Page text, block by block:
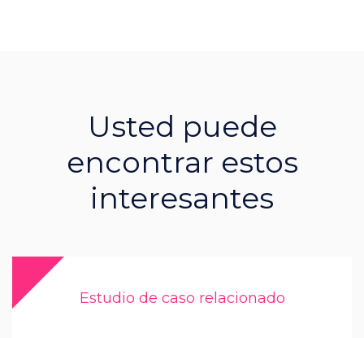
Usted puede
encontrar estos
interesantes
Estudio de caso relacionado